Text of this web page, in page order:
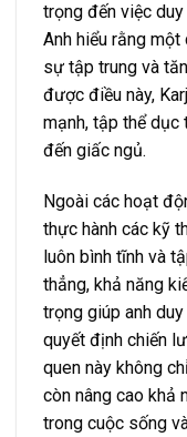
trọng đến việc
Anh hiểu rằng
sự tập trung và
được điều này,
mạnh, tập thể
đến giấc ngủ.
Ngoài các hoạt
thực hành các kỹ
luôn bình tĩnh và
thẳng, khả năng
trọng giúp anh
quyết định chiến
quen này không
còn nâng cao khả
trong cuộc sống